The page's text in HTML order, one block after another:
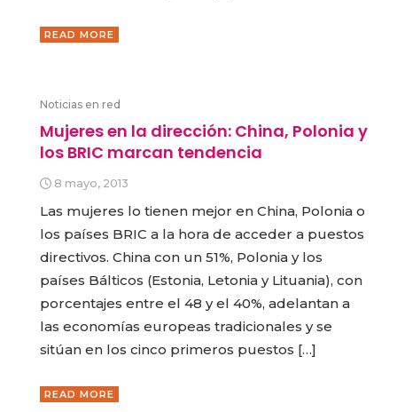
READ MORE
Noticias en red
Mujeres en la dirección: China, Polonia y
los BRIC marcan tendencia
8 mayo, 2013
Las mujeres lo tienen mejor en China, Polonia o
los países BRIC a la hora de acceder a puestos
directivos. China con un 51%, Polonia y los
países Bálticos (Estonia, Letonia y Lituania), con
porcentajes entre el 48 y el 40%, adelantan a
las economías europeas tradicionales y se
sitúan en los cinco primeros puestos […]
READ MORE